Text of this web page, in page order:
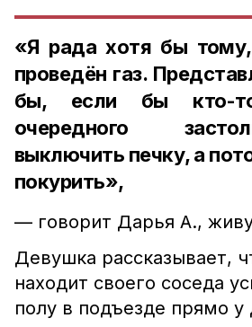
«Я рада хотя бы
проведён газ.
бы, если бы кто-
очередного
выключить печку, а
покурить»,
— говорит Дарья А.,
Девушка рассказывает,
находит своего соседа
полу в подъезде прямо у